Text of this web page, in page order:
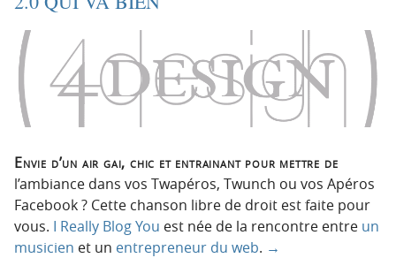
Envie d’un air gai, chic et entrainant pour mettre de
l’ambiance dans vos Twapéros, Twunch ou vos Apéros
Facebook ? Cette chanson libre de droit est faite pour
vous. I Really Blog You est née de la rencontre entre un
musicien et un entrepreneur du web. →